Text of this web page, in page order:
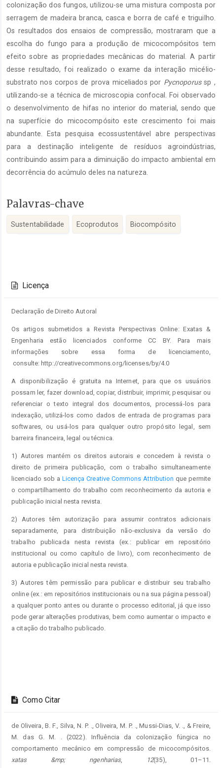
colonização dos fungos, utilizou-se uma mistura composta por
serragem de madeira branca, casca e borra de café e triguilho.
Os resultados dos ensaios de compressão, mostraram que a
escolha do fungo para a produção de micocompósitos tem
efeito sobre as propriedades mecânicas do material. A partir
desse resultado, foi realizado o exame da interação micélio-
substrato nos corpos de prova miceliados por Pycnoporussp ,
utilizando-se a técnica de microscopia confocal. Foi observado
o desenvolvimento de hifas no interior do material, sendo que
na superfície do micocompósito este crescimento foi mais
abundante. Esta pesquisa ecossustentável abre perspectivas
para a destinação inteligente de resíduos agroindústrias,
contribuindo assim para a diminuição do impacto ambiental em
decorrência do acúmulo deles na natureza.
Palavras-chave
Sustentabilidade Ecoprodutos Biocompósito
do
artigo
Licença
Declaração de Direito Autoral
Os artigos submetidos a Revista Perspectivas Online: Exatas &
Engenharia estão licenciados conforme CC BY. Para mais
informações sobre essa forma de licenciamento,
consulte: http://creativecommons.org/licenses/by/4.0
A disponibilização é gratuita na Internet, para que os usuários
possam ler, fazer download, copiar, distribuir, imprimir, pesquisar ou
referenciar o texto integral dos documentos, processá-los para
indexação, utilizá-los como dados de entrada de programas para
softwares, ou usá-los para qualquer outro propósito legal, sem
barreira financeira, legal ou técnica.
1) Autores mantém os direitos autorais e concedem à revista o
direito de primeira publicação, com o trabalho simultaneamente
licenciado sob a Licença Creative Commons Attribution que permite
o compartilhamento do trabalho com reconhecimento da autoria e
publicação inicial nesta revista.
2) Autores têm autorização para assumir contratos adicionais
separadamente, para distribuição não-exclusiva da versão do
trabalho publicada nesta revista (ex.: publicar em repositório
institucional ou como capítulo de livro), com reconhecimento de
autoria e publicação inicial nesta revista.
3) Autores têm permissão para publicar e distribuir seu trabalho
online (ex.: em repositórios institucionais ou na sua página pessoal)
a qualquer ponto antes ou durante o processo editorial, já que isso
pode gerar alterações produtivas, bem como aumentar o impacto e
a citação do trabalho publicado.
Como Citar
de Oliveira, B. F., Silva, N. P. ., Oliveira, M. P. ., Mussi-Dias, V. ., & Freire,
M. das G. M. . (2022). Influência da colonização fúngica no
comportamento mecânico em compressão de micocompósitos.
xatas &mp; ngenharias, 12(35), 01–11.